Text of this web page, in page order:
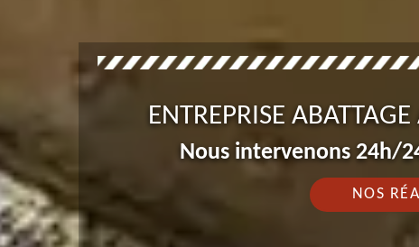
ENTREPRISE
Nous intervenons 24h/
NOS